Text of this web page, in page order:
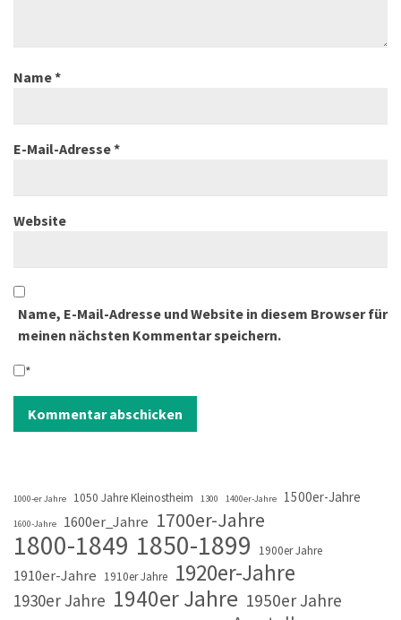
Name*
E-Mail-Adresse*
Website
Name, E-Mail-Adresse und Website in diesem Browser für
meinen nächsten Kommentar speichern.
*
1000-er Jahre 1050 Jahre Kleinostheim 1300 1400er-Jahre 1500er-Jahre
1600-Jahre 1600er_Jahre 1700er-Jahre
1800-1849 1850-1899 1900er Jahre
1910er-Jahre 1910er Jahre 1920er-Jahre
1930er Jahre 1940er Jahre 1950er Jahre